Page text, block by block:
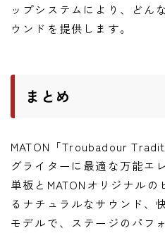
ップシステムにより、どん
ウンドを提供します。
まとめ
MATON「Troubadour
グライターに最適な万能エ
単板とMATONオリジナル
るナチュラルなサウンド、
モデルで、ステージのパフ